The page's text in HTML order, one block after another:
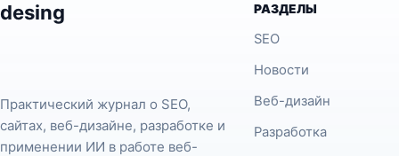
desing
Практический журнал о SEO,
сайтах, веб-дизайне, разработке и
применении ИИ в работе веб-
РАЗДЕЛЫ
SEO
Новости
Веб-дизайн
Разработка